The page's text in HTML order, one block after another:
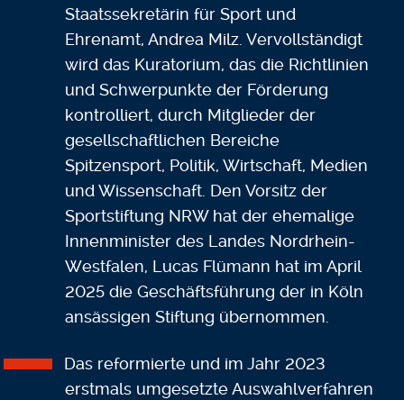
Staatssekretärin für Sport und
Ehrenamt, Andrea Milz. Vervollständigt
wird das Kuratorium, das die Richtlinien
und Schwerpunkte der Förderung
kontrolliert, durch Mitglieder der
gesellschaftlichen Bereiche
Spitzensport, Politik, Wirtschaft, Medien
und Wissenschaft. Den Vorsitz der
Sportstiftung NRW hat der ehemalige
Innenminister des Landes Nordrhein-
Westfalen, Lucas Flümann hat im April
2025 die Geschäftsführung der in Köln
ansässigen Stiftung übernommen.
Das reformierte und im Jahr 2023
erstmals umgesetzte Auswahlverfahren